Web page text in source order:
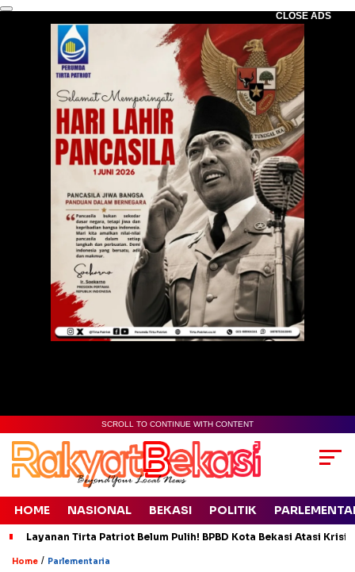
CLOSE ADS
SCROLL TO CONTINUE WITH CONTENT
HOME NASIONAL BEKASI POLITIK
Layanan Tirta Patriot Belum Pulih! BPBD Kota Bekasi Atasi
Home / Parlementaria